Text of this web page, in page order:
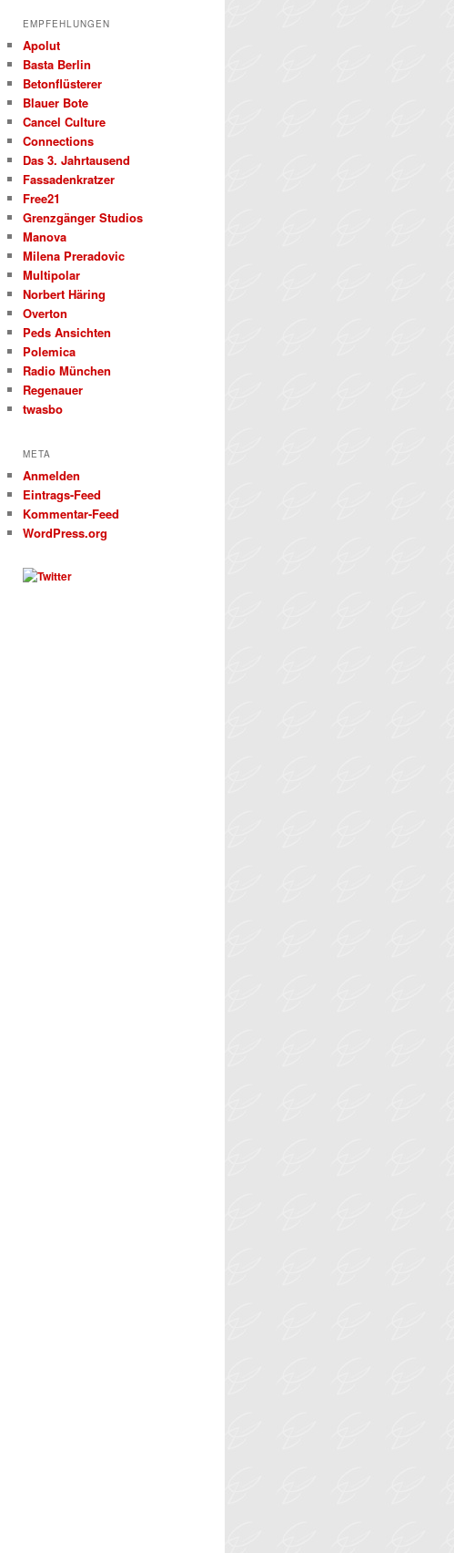
EMPFEHLUNGEN
Apolut
Basta Berlin
Betonflüsterer
Blauer Bote
Cancel Culture
Connections
Das 3. Jahrtausend
Fassadenkratzer
Free21
Grenzgänger Studios
Manova
Milena Preradovic
Multipolar
Norbert Häring
Overton
Peds Ansichten
Polemica
Radio München
Regenauer
twasbo
META
Anmelden
Eintrags-Feed
Kommentar-Feed
WordPress.org